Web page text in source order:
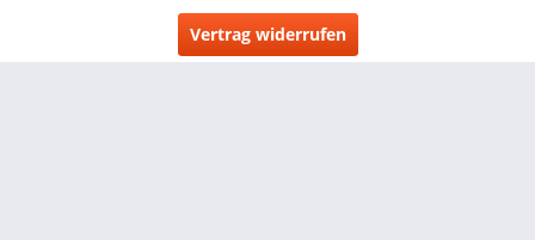
Vertrag widerrufen